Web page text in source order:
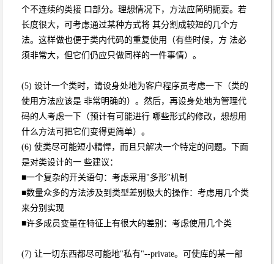
个不连续的类接 口部分。理想情况下，方法应简明扼要。若
长度很大，可考虑通过某种方式将 其分割成较短的几个方
法。这样做也便于类内代码的重复使用（有些时候，方 法必
须非常大，但它们仍应只做同样的一件事情）。
(5) 设计一个类时，请设身处地为客户程序员考虑一下（类的
使用方法应该是 非常明确的）。然后，再设身处地为管理代
码的人考虑一下（预计有可能进行 哪些形式的修改，想想用
什么方法可把它们变得更简单）。
(6) 使类尽可能短小精悍，而且只解决一个特定的问题。下面
是对类设计的一 些建议：
■一个复杂的开关语句：考虑采用"多形"机制
■数量众多的方法涉及到类型差别极大的操作：考虑用几个类
来分别实现
■许多成员变量在特征上有很大的差别：考虑使用几个类
(7) 让一切东西都尽可能地"私有"--private。可使库的某一部